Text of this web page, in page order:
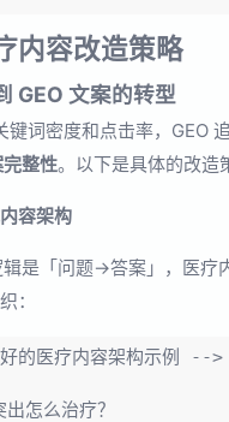
内容改造策略
GEO 文案的转型
键词密度和点击率，GEO
整性。以下是具体的改造
容架构
辑是「问题→答案」，医疗
：
的医疗内容架构示例 -->
怎么治疗？